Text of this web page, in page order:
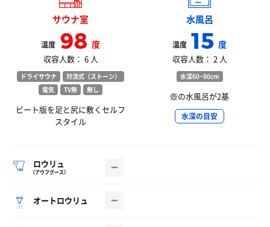
サウナ室
温度 98度
収容人数： 6 人
ドライサウナ
対流式（ストーン）
電気
TV無 無し
ビート版を足と尻に敷くセルフ
スタイル
水風呂
温度 15度
収容人数： 2 人
水深60~80cm
壺の水風呂が2基
水深の目安
ロウリュ
（アウフグース）
オートロウリュ